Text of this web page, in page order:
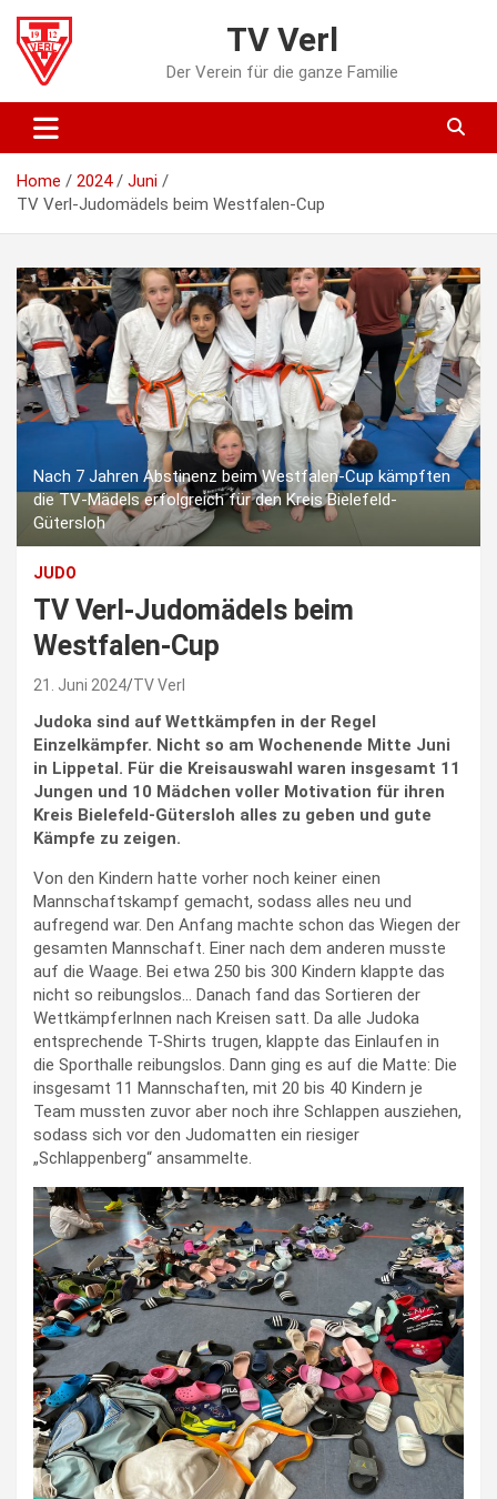
content
TV Verl
Der Verein für die ganze Familie
Home 2024
Juni
TV Verl-Judomädels beim Westfalen-Cup
Nach 7 Jahren Abstinenz beim Westfalen-Cup kämpften
die TV-Mädels erfolgreich für den Kreis Bielefeld-
Gütersloh
JUDO
TV Verl-Judomädels beim
Westfalen-Cup
21. Juni 2024 TV Verl
Judoka sind auf Wettkämpfen in der Regel
Einzelkämpfer. Nicht so am Wochenende Mitte Juni
in Lippetal. Für die Kreisauswahl waren insgesamt 11
Jungen und 10 Mädchen voller Motivation für ihren
Kreis Bielefeld-Gütersloh alles zu geben und gute
Kämpfe zu zeigen.
Von den Kindern hatte vorher noch keiner einen
Mannschaftskampf gemacht, sodass alles neu und
aufregend war. Den Anfang machte schon das Wiegen der
gesamten Mannschaft. Einer nach dem anderen musste
auf die Waage. Bei etwa 250 bis 300 Kindern klappte das
nicht so reibungslos… Danach fand das Sortieren der
WettkämpferInnen nach Kreisen satt. Da alle Judoka
entsprechende T-Shirts trugen, klappte das Einlaufen in
die Sporthalle reibungslos. Dann ging es auf die Matte: Die
insgesamt 11 Mannschaften, mit 20 bis 40 Kindern je
Team mussten zuvor aber noch ihre Schlappen ausziehen,
sodass sich vor den Judomatten ein riesiger
„Schlappenberg“ ansammelte.